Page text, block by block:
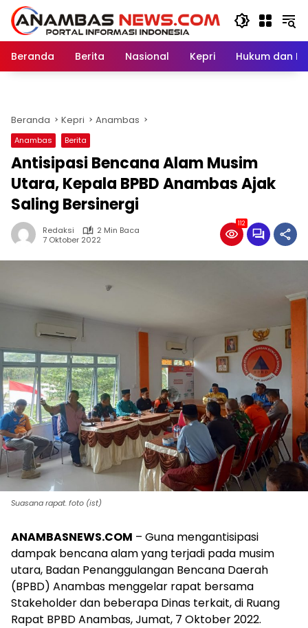
Langsung
konten
Beranda
Berita Nasional Kepri Hukum dan
Beranda Kepri Anambas
Anambas Berita
Antisipasi Bencana Alam Musim
Utara, Kepala BPBD Anambas Ajak
Saling Bersinergi
Redaksi
2 Min Baca
7 Oktober 2022
112
Suasana rapat. foto (ist)
ANAMBASNEWS.COM – Guna mengantisipasi
dampak bencana alam yang terjadi pada musim
utara, Badan Penanggulangan Bencana Daerah
(BPBD) Anambas menggelar rapat bersama
Stakeholder dan beberapa Dinas terkait, di Ruang
Rapat BPBD Anambas, Jumat, 7 Oktober 2022.